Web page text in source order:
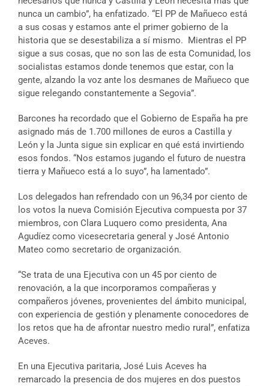
nunca un cambio”, ha enfatizado. “El PP de Mañueco está
a sus cosas y estamos ante el primer gobierno de la
historia que se desestabiliza a sí mismo. Mientras el PP
sigue a sus cosas, que no son las de esta Comunidad, los
socialistas estamos donde tenemos que estar, con la
gente, alzando la voz ante los desmanes de Mañueco que
sigue relegando constantemente a Segovia”.
Barcones ha recordado que el Gobierno de España ha pre
asignado más de 1.700 millones de euros a Castilla y
León y la Junta sigue sin explicar en qué está invirtiendo
esos fondos. “Nos estamos jugando el futuro de nuestra
tierra y Mañueco está a lo suyo”, ha lamentado”.
Los delegados han refrendado con un 96,34 por ciento de
los votos la nueva Comisión Ejecutiva compuesta por 37
miembros, con Clara Luquero como presidenta, Ana
Agudíez como vicesecretaria general y José Antonio
Mateo como secretario de organización.
“Se trata de una Ejecutiva con un 45 por ciento de
renovación, a la que incorporamos compañeras y
compañeros jóvenes, provenientes del ámbito municipal,
con experiencia de gestión y plenamente conocedores de
los retos que ha de afrontar nuestro medio rural”, enfatiza
Aceves.
En una Ejecutiva paritaria, José Luis Aceves ha
remarcado la presencia de dos mujeres en dos puestos